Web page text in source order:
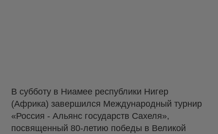
В субботу в Ниамее республики Нигер
(Африка) завершился Международный турнир
«Россия - Альянс государств Сахеля»,
посвященный 80-летию победы в Великой